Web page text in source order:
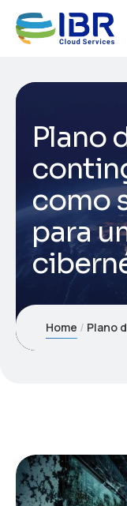
Plano
como
para
Home Plano de